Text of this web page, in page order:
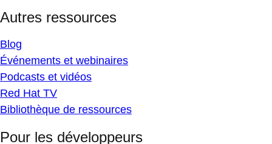
Autres ressources
Blog
Événements et webinaires
Podcasts et vidéos
Red Hat TV
Bibliothèque de ressources
Pour les développeurs